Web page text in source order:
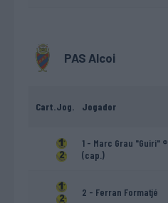
PAS Alcoi
Cart.Jog. Jogador
1 - Marc Grau "Guiri" ®
(cap.)
2 - Ferran Formatjé